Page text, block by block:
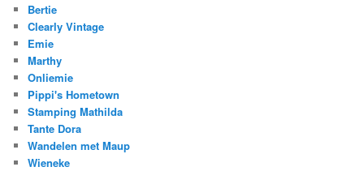
Bertie
Clearly Vintage
Emie
Marthy
Onliemie
Pippi's Hometown
Stamping Mathilda
Tante Dora
Wandelen met Maup
Wieneke